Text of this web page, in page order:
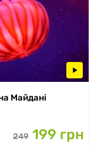
Майдані
249 199 грн